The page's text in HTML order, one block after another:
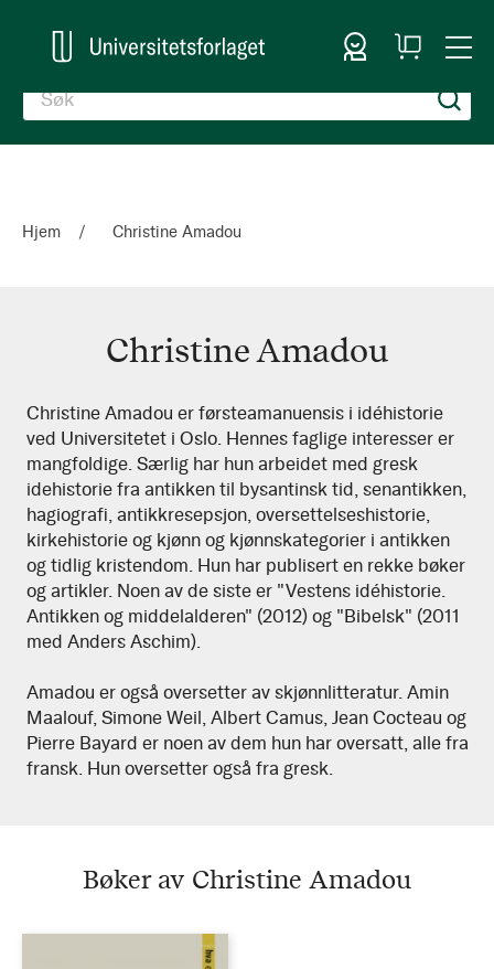
Logg inn
Handlekurv
Hjem Christine Amadou
Christine Amadou
Christine
Amadou
Christine Amadou er førsteamanuensis i idéhistorie
ved Universitetet i Oslo. Hennes faglige interesser er
mangfoldige. Særlig har hun arbeidet med gresk
idehistorie fra antikken til bysantinsk tid, senantikken,
hagiografi, antikkresepsjon, oversettelseshistorie,
kirkehistorie og kjønn og kjønnskategorier i antikken
og tidlig kristendom. Hun har publisert en rekke bøker
og artikler. Noen av de siste er "Vestens idéhistorie.
Antikken og middelalderen" (2012) og "Bibelsk" (2011
med Anders Aschim).
Amadou er også oversetter av skjønnlitteratur. Amin
Maalouf, Simone Weil, Albert Camus, Jean Cocteau og
Pierre Bayard er noen av dem hun har oversatt, alle fra
fransk. Hun oversetter også fra gresk.
Bøker av Christine Amadou